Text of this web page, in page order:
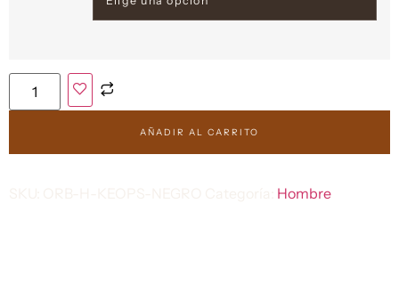
AÑADIR AL CARRITO
Hombre